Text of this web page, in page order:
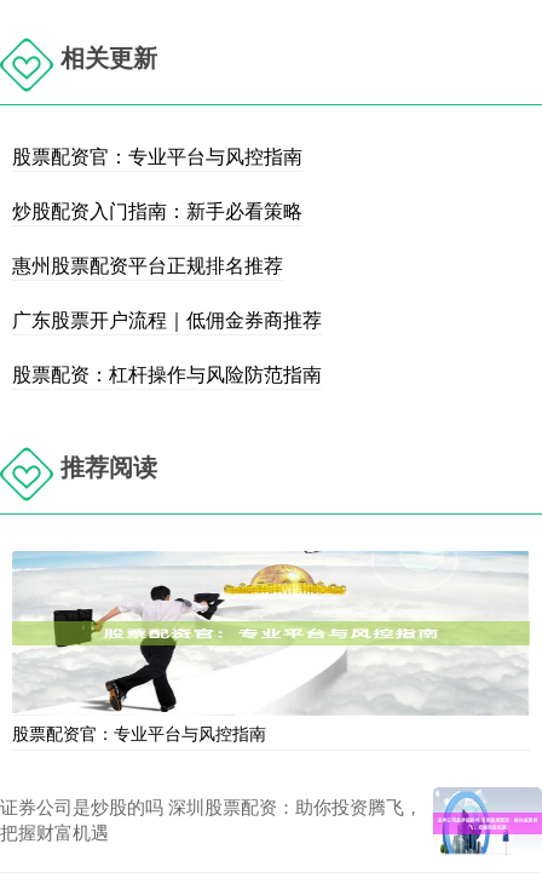
相关更新
股票配资官：专业平台与风控指南
炒股配资入门指南：新手必看策略
惠州股票配资平台正规排名推荐
广东股票开户流程｜低佣金券商推荐
股票配资：杠杆操作与风险防范指南
推荐阅读
股票配资官：专业平台与风控指南
证券公司是炒股的吗 深圳股票配资：助你投资腾飞，
把握财富机遇